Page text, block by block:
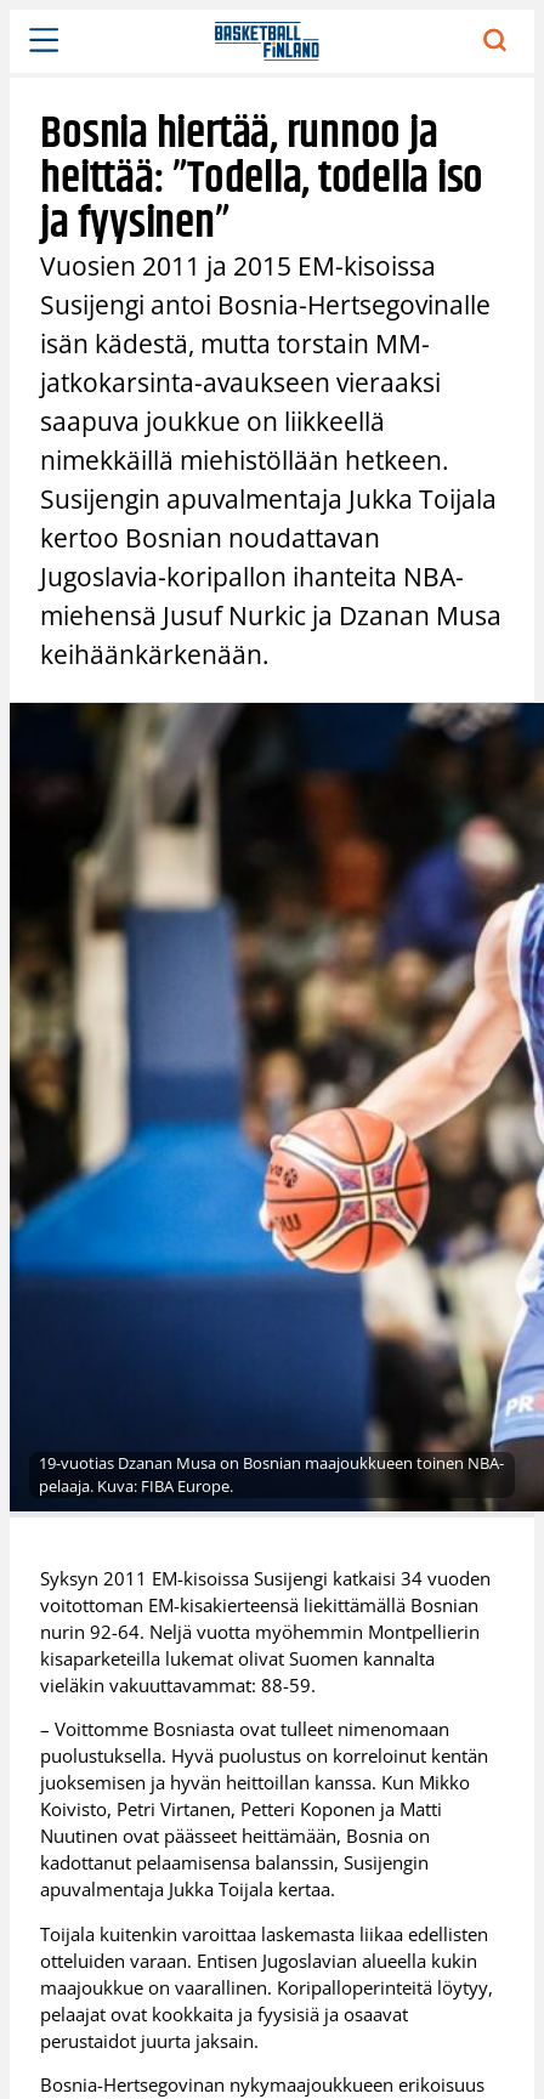
Siirry
sisältöön
Bosnia hiertää, runnoo ja
heittää: ”Todella, todella iso
ja fyysinen”
Vuosien 2011 ja 2015 EM-kisoissa
Susijengi antoi Bosnia-Hertsegovinalle
isän kädestä, mutta torstain MM-
jatkokarsinta-avaukseen vieraaksi
saapuva joukkue on liikkeellä
nimekkäillä miehistöllään hetkeen.
Susijengin apuvalmentaja Jukka Toijala
kertoo Bosnian noudattavan
Jugoslavia-koripallon ihanteita NBA-
miehensä Jusuf Nurkic ja Dzanan Musa
keihäänkärkenään.
19-vuotias Dzanan Musa on Bosnian maajoukkueen toinen NBA-
pelaaja. Kuva: FIBA Europe.
Syksyn 2011 EM-kisoissa Susijengi katkaisi 34 vuoden
voitottoman EM-kisakierteensä liekittämällä Bosnian
nurin 92-64. Neljä vuotta myöhemmin Montpellierin
kisaparketeilla lukemat olivat Suomen kannalta
vieläkin vakuuttavammat: 88-59.
– Voittomme Bosniasta ovat tulleet nimenomaan
puolustuksella. Hyvä puolustus on korreloinut kentän
juoksemisen ja hyvän heittoillan kanssa. Kun Mikko
Koivisto, Petri Virtanen, Petteri Koponen ja Matti
Nuutinen ovat päässeet heittämään, Bosnia on
kadottanut pelaamisensa balanssin, Susijengin
apuvalmentaja Jukka Toijala kertaa.
Toijala kuitenkin varoittaa laskemasta liikaa edellisten
otteluiden varaan. Entisen Jugoslavian alueella kukin
maajoukkue on vaarallinen. Koripalloperinteitä löytyy,
pelaajat ovat kookkaita ja fyysisiä ja osaavat
perustaidot juurta jaksain.
Bosnia-Hertsegovinan nykymaajoukkueen erikoisuus